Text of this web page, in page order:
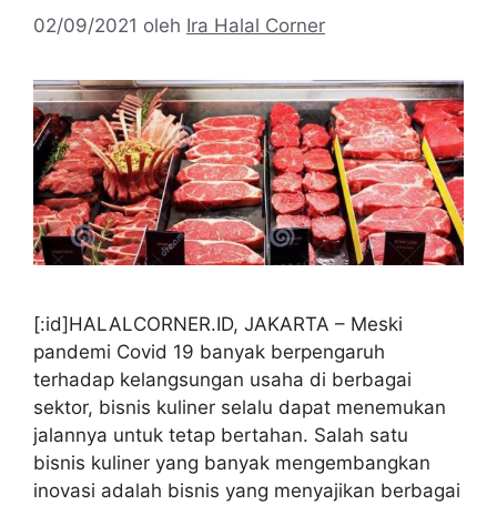
02/09/2021 oleh Ira Halal Corner
[:id]HALALCORNER.ID, JAKARTA – Meski
pandemi Covid 19 banyak berpengaruh
terhadap kelangsungan usaha di berbagai
sektor, bisnis kuliner selalu dapat menemukan
jalannya untuk tetap bertahan. Salah satu
bisnis kuliner yang banyak mengembangkan
inovasi adalah bisnis yang menyajikan berbagai